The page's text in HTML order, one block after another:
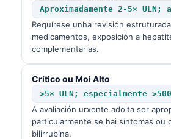
Aproximadamente 2-5× ULN;
Requírese unha revisión
medicamentos, exposición a
complementarias.
Crítico ou Moi Alto
>5× ULN; especialmente
A avaliación urxente adoita ser
particularmente se hai síntomas ou
bilirrubina.